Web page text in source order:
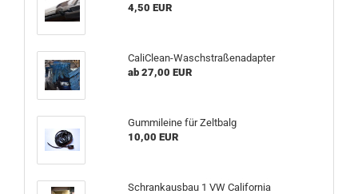
4,50 EUR
CaliClean-Waschstraßenadapter
ab 27,00 EUR
Gummileine für Zeltbalg
10,00 EUR
Schrankausbau 1 VW California